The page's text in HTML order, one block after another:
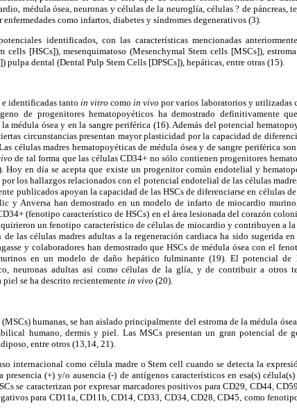
médula ósea, neuronas y células de la neuroglía, células ? de páncreas,
como infartos, diabetes y síndromes degenerativos (3).
identificados, con las características mencionadas
cells [HSCs]), mesenquimatoso (Mesenchymal Stem cells [MSCs]),
pulpa dental (Dental Pulp Stem Cells [DPSCs]), hepáticas, entre otras (15).
e identificadas tanto in vitro comoin vivo por varios laboratorios y utilizadas
de progenitores hematopoyéticos ha demostrado definitivamente
médula ósea y en la sangre periférica (16). Además del potencial
circunstancias presentan mayor plasticidad por la capacidad de
células madres hematopoyéticas de médula ósea y de sangre periférica
de tal forma que las células CD34+ no sólo contienen progenitores
Hoy en día se acepta que existe un progenitor común endotelial y
los hallazgos relacionados con el potencial endotelial de las células
publicados apoyan la capacidad de las HSCs de diferenciarse en células
y Anversa han demostrado en un modelo de infarto de miocardio
(fenotipo característico de HSCs) en el área lesionada del corazón
un fenotipo característico de células de miocardio y contribuyen a
las células madres adultas a la regeneración cardiaca ha sido sugerida
y colaboradores han demostrado que HSCs de médula ósea con el
en un modelo de daño hepático fulminante (19). El potencial de
neuronas adultas así como células de la glía, y de contribuir a otros
se ha descrito recientemente in vivo (20).
humanas, se han aislado principalmente del estroma de la médula
humano, dermis y piel. Las MSCs presentan un gran potencial de
entre otros (13,14, 21).
internacional como célula madre o Stem cell cuando se detecta la
(+) y/o ausencia (-) de antígenos característicos en esa(s)
se caracterizan por expresar marcadores positivos para CD29, CD44,
para CD11a, CD11b, CD14, CD33, CD34, CD28, CD45, como